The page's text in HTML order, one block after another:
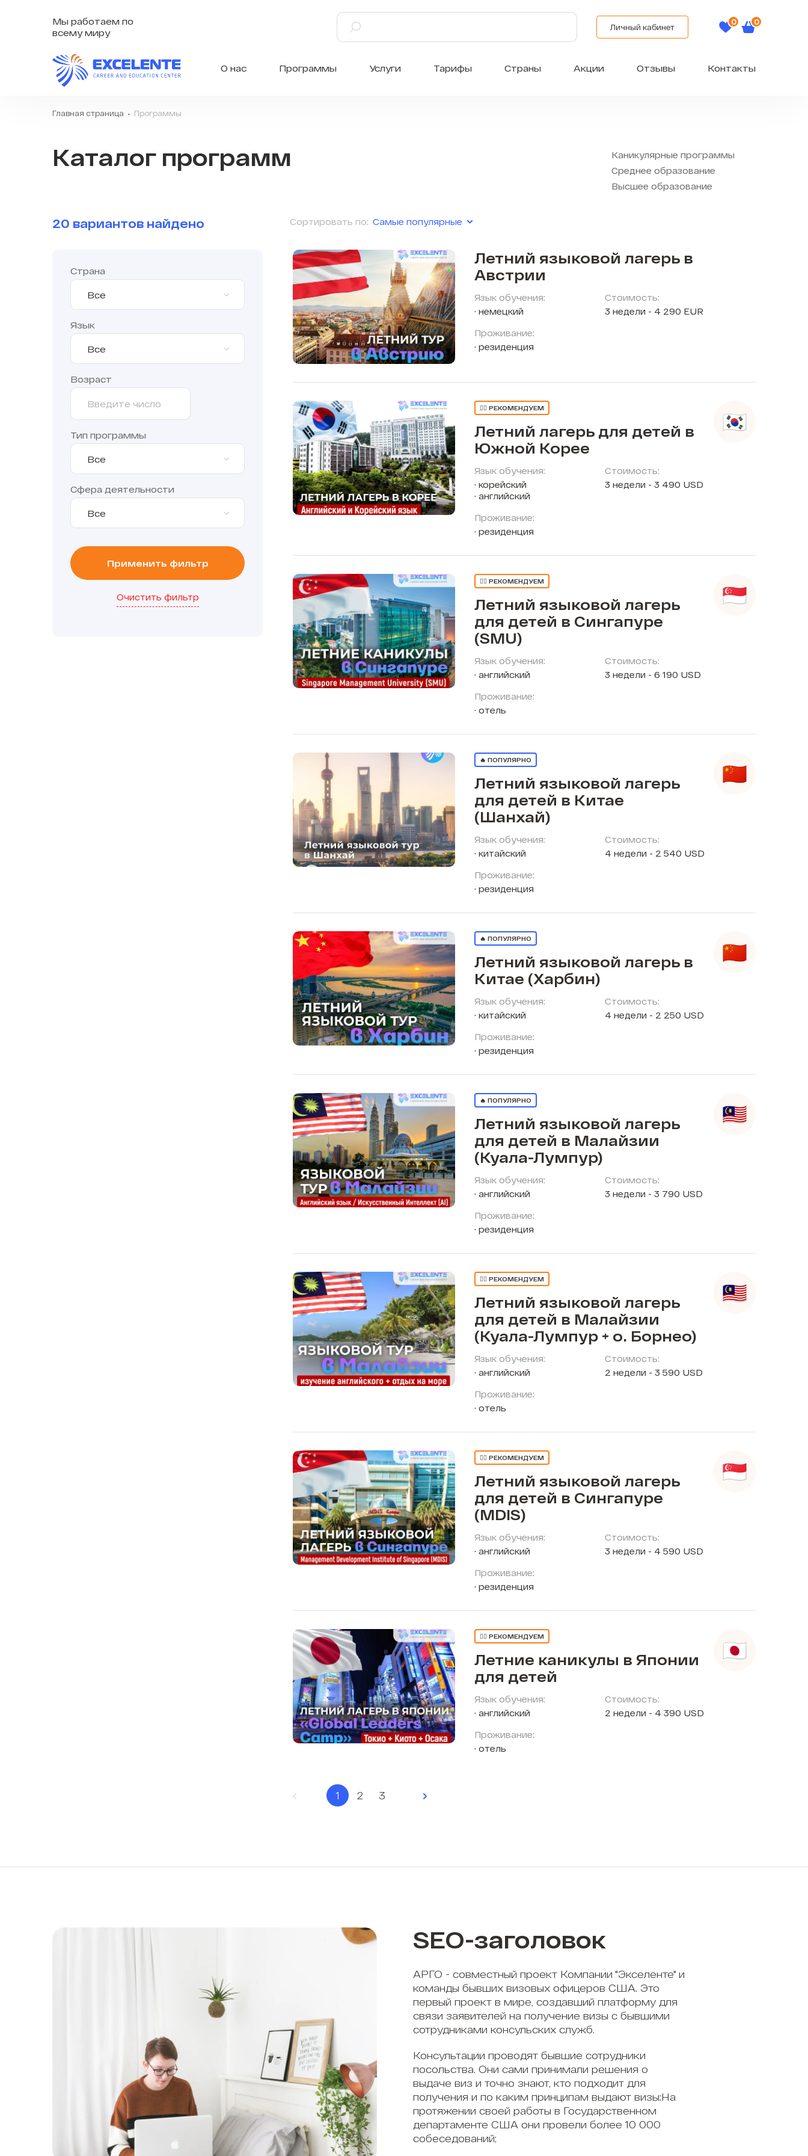
Мы работаем по
всему миру
Личный кабинет
О нас Программы Услуги Тарифы Страны Акции Отзывы Контакты
Главная страница Программы
Каталог программ
Каникулярные программы
Среднее образование
Высшее образование
20 вариантов найдено Сортировать по: Самые популярные
Страна
Все
Язык
Все
Возраст
Тип программы
Все
Сфера деятельности
Все
Применить фильтр
Очистить фильтр
Летний языковой лагерь в
Австрии
Язык обучения:
немецкий
Проживание:
резиденция
Стоимость:
3 недели - 4 290 EUR
👍🏼 РЕКОМЕНДУЕМ
Летний лагерь для детей в
Южной Корее
Язык обучения:
корейский
английский
Проживание:
резиденция
Стоимость:
3 недели - 3 490 USD
👍🏼 РЕКОМЕНДУЕМ
Летний языковой лагерь
для детей в Сингапуре
(SMU)
Язык обучения:
английский
Проживание:
отель
Стоимость:
3 недели - 6 190 USD
🔥 ПОПУЛЯРНО
Летний языковой лагерь
для детей в Китае
(Шанхай)
Язык обучения:
китайский
Проживание:
резиденция
Стоимость:
4 недели - 2 540 USD
🔥 ПОПУЛЯРНО
Летний языковой лагерь в
Китае (Харбин)
Язык обучения:
китайский
Проживание:
резиденция
Стоимость:
4 недели - 2 250 USD
🔥 ПОПУЛЯРНО
Летний языковой лагерь
для детей в Малайзии
(Куала-Лумпур)
Язык обучения:
английский
Проживание:
резиденция
Стоимость:
3 недели - 3 790 USD
👍🏼 РЕКОМЕНДУЕМ
Летний языковой лагерь
для детей в Малайзии
(Куала-Лумпур + о. Борнео)
Язык обучения:
английский
Проживание:
отель
Стоимость:
2 недели - 3 590 USD
👍🏼 РЕКОМЕНДУЕМ
Летний языковой лагерь
для детей в Сингапуре
(MDIS)
Язык обучения:
английский
Проживание:
резиденция
Стоимость:
3 недели - 4 590 USD
👍🏼 РЕКОМЕНДУЕМ
Летние каникулы в Японии
для детей
Язык обучения:
английский
Проживание:
отель
Стоимость:
2 недели - 4 390 USD
1 2 3
SEO-заголовок
АРГО - совместный проект Компании "Экселенте" и
команды бывших визовых офицеров США. Это
первый проект в мире, создавший платформу для
связи заявителей на получение визы с бывшими
сотрудниками консульских служб.
Консультации проводят бывшие сотрудники
посольства. Они сами принимали решения о
выдаче виз и точно знают, кто подходит для
получения и по каким принципам выдают визы;На
протяжении своей работы в Государственном
департаменте США они провели более 10 000
собеседований;